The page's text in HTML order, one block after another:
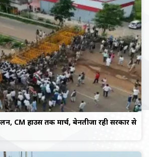
CM हाउस तक मार्च, बेनतीजा रही सरकार से